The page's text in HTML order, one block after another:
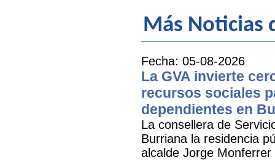
Más Noticias
Fecha: 05-08-2026
La GVA invierte
recursos sociales
dependientes en
La consellera de
Burriana la residencia
alcalde Jorge Monferrer